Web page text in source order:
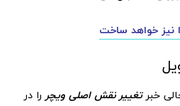
خبرتغییر نقش اصلی ویچر را در